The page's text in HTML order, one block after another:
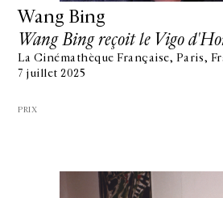
Wang Bing
Wang Bing reçoit le Vigo
La Cinémathèque Française, Paris,
7 juillet 2025
PRIX